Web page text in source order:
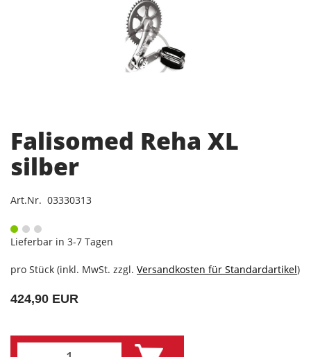
Falisomed Reha XL
silber
Art.Nr. 03330313
Lieferbar in 3-7 Tagen
pro Stück (inkl. MwSt. zzgl. Versandkosten für Standardartikel)
424,90 EUR